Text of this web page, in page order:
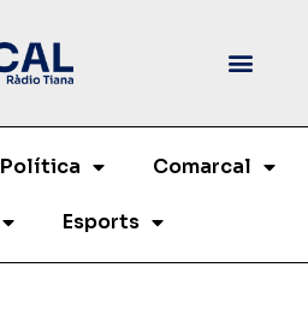
Política Comarcal
Esports